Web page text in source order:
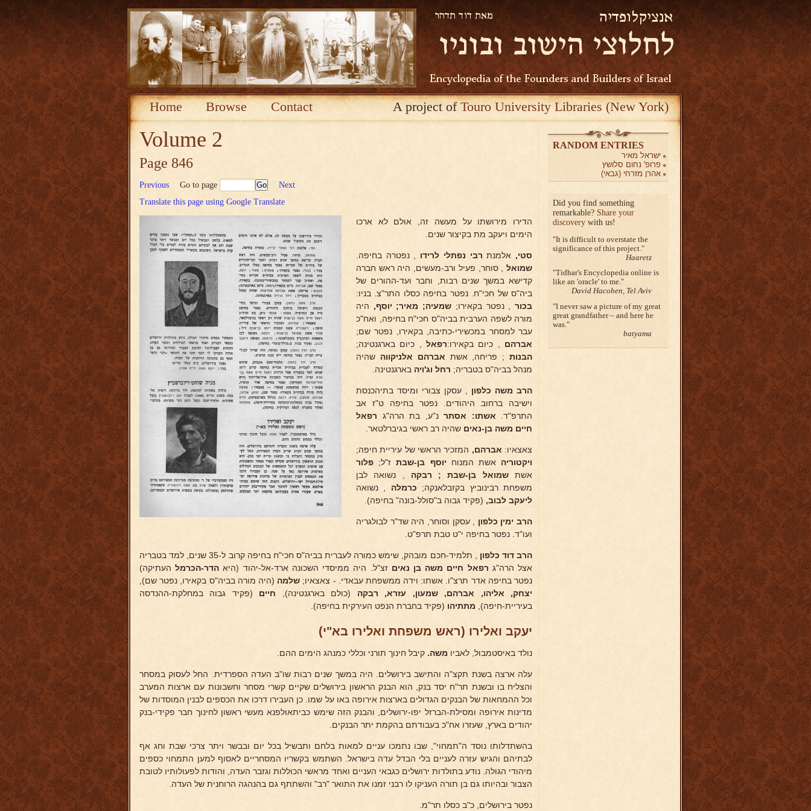
Home Browse Contact A project ofTouro University Libraries (New York)
Volume 2
Page 846
Previous Go to page
Next
Translate this page using Google Translate
הדירו מירושתו על מעשה זה, אולם לא ארכו
הימים ויעקב מת בקיצור שנים.
סטי, אלמנת רבי נפתלי לרידו , נפטרה בחיפה.
שמואל , סוחר, פעיל ורב-מעשים, היה ראש חברה
קדישא במשך שנים רבות, וחבר ועד-ההורים של
ביה"ס של חכי"ח. נפטר בחיפה כסלו התר"צ. בניו:
בכור, נפטר בקאירו; שמעיה; מאיר; יוסף, היה
מורה לשפה הערבית בביה"ס חכי"ח בחיפה, ואח"כ
עבר למסחר במכשירי-כתיבה, בקאירו, נפטר שם;
אברהם , כיום בקאירו:רפאל , כיום בארגנטינה;
הבנות; פריחה, אשת אברהם אלניקווה שהיה
מנהל בביה"ס בטבריה; רחל וג'ויה בארגנטינה.
הרב משה כלפון , עסקן צבורי ומיסד בתיהכנסת
וישיבה ברחוב היהודים. נפטר בחיפה ט"ז אב
התרפ"ד.
אשתו: אסתרנ"ע, בת הרה"ג רפאל
חיים משה בן-נאים שהיה רב ראשי בגיברלטאר.
צאצאיו: אברהם, המזכיר הראשי של עיריית חיפה;
ויקטוריה אשת המנוח יוסף בן-שבתז"ל; פלור
אשתשמואל בן-שבת ; רבקה , נשואה לבן
משפחת רבינוביץ בקזבלאנקה; כרמלה , נשואה
ליעקב לבוב, (פקיד גבוה ב"סולל-בונה" בחיפה).
הרב ימין כלפון , עסקן וסוחר, היה שד"ר לבולגריה
ועו"ד. נפטר בחיפה י"ט טבת תרפ"ט.
הרב דוד כלפון
, תלמיד-חכם מובהק, שימש כמורה לעברית בביה"ס חכי"ח בחיפה קרוב ל-35 שנים, למד בטבריה
אצל הרה"ג רפאל חיים משה בן נאים זצ"ל. היה ממיסדי השכונה ארד-אל-יהוד (היא הדר-הכרמלהעתיקה)
נפטר בחיפה אדר תרצ"ו. אשתו: וידה ממשפחת עבאדי. - צאצאיו; שלמה (היה מורה בביה"ס בקאירו, נפטר שם),
יצחק, אליהו,
אברהם, שמעון, עזרא, רבקה (כולם בארגנטינה), חיים (פקיד גבוה במחלקת-ההנדסה
בעיריית-חיפה), מתתיהו (פקיד בחברת הנפט העירקית בחיפה).
יעקב ואלירו (ראש משפחת ואלירו בא"י)
נולד באיסטמבול, לאביו משה. קיבל חינוך תורני וכללי כמנהג הימים ההם.
עלה ארצה בשנת תקצ"ה והתישב בירושלים. היה במשך שנים רבות שו"ב העדה הספרדית. החל לעסוק במסחר
והצליח בו ובשנת תר"ח יסד בנק, הוא הבנק הראשון בירושלים שקיים קשרי מסחר וחשבונות עם ארצות המערב
וכל ההמחאות של הבנקים הגדולים בארצות אירופה באו על שמו. כן העבירו דרכו את הכספים לבנין המוסדות של
מדינות אירופה ומסילת-הברזל יפו-ירושלים, והבנק הזה שימש כביתאולפנא מעשי ראשון לחינוך חבר פקידי-בנק
יהודים בארץ, שעזרו אח"כ בעבודתם בהקמת יתר הבנקים.
בהשתדלותו נוסד ה"תמחוי", שבו נתמכו עניים למאות בלחם ותבשיל בכל יום ובבשר ויתר צרכי שבת וחג אף
לבתיהם והגיש עזרה לעניים בלי הבדל עדה בישראל. השתמש בקשריו המסחריים לאסוף למען התמחוי כספים
מיהודי הגולה. נודע בתולדות ירושלים כגבאי העניים ואחד מראשי הכוללות וגזבר העדה, והודות לפעולותיו לטובת
הצבור ובהיותו גם בן תורה העניקו לו רבני זמנו את התואר "רב" והשתתף גם בהנהגה הרוחנית של העדה.
נפטר בירושלים, כ"ב כסלו תר"מ.
RANDOM ENTRIES
ישראל מאיר
פרופ' נחום סלושץ
אהרן מזרחי (גבאי)
Did you find something
remarkable? Share your
discovery with us!
It is difficult to overstate the
significance of this project.
Haaretz
Tidhar's Encyclopedia online is
like an 'oracle' to me.
David Hacohen, Tel Aviv
I never saw a picture of my great
great grandfather – and here he
was.
batyama